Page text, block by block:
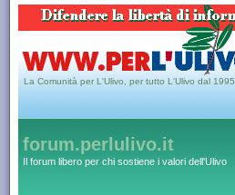
La Comunità per L'Ulivo, per tutto L'Ulivo dal 1995
forum.perlulivo.it
Il forum libero per chi sostiene i valori dell'Ulivo